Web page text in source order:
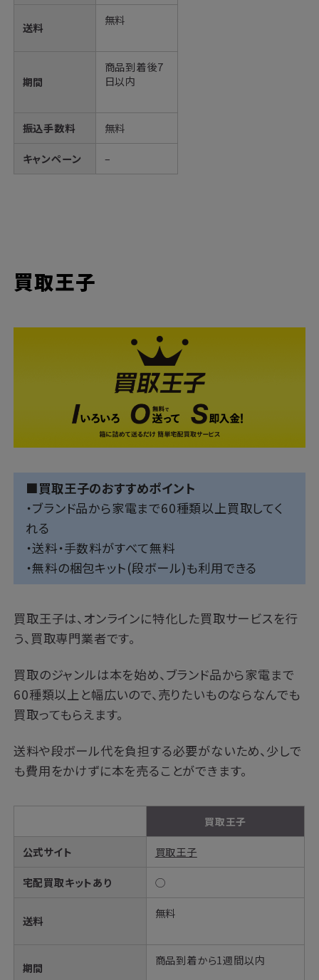
送料
無料
期間
商品到着後7
日以内
振込手数料 無料
キャンペーン –
買取王子
■買取王子のおすすめポイント
・ブランド品から家電まで60種類以上買取してく
れる
・送料・手数料がすべて無料
・無料の梱包キット(段ボール)も利用できる
買取王子は、オンラインに特化した買取サービスを行
う、買取専門業者です。
買取のジャンルは本を始め、ブランド品から家電まで
60種類以上と幅広いので、売りたいものならなんでも
買取ってもらえます。
送料や段ボール代を負担する必要がないため、少しで
も費用をかけずに本を売ることができます。
買取王子
公式サイト 買取王子
宅配買取キットあり ◯
送料
無料
期間
商品到着から1週間以内